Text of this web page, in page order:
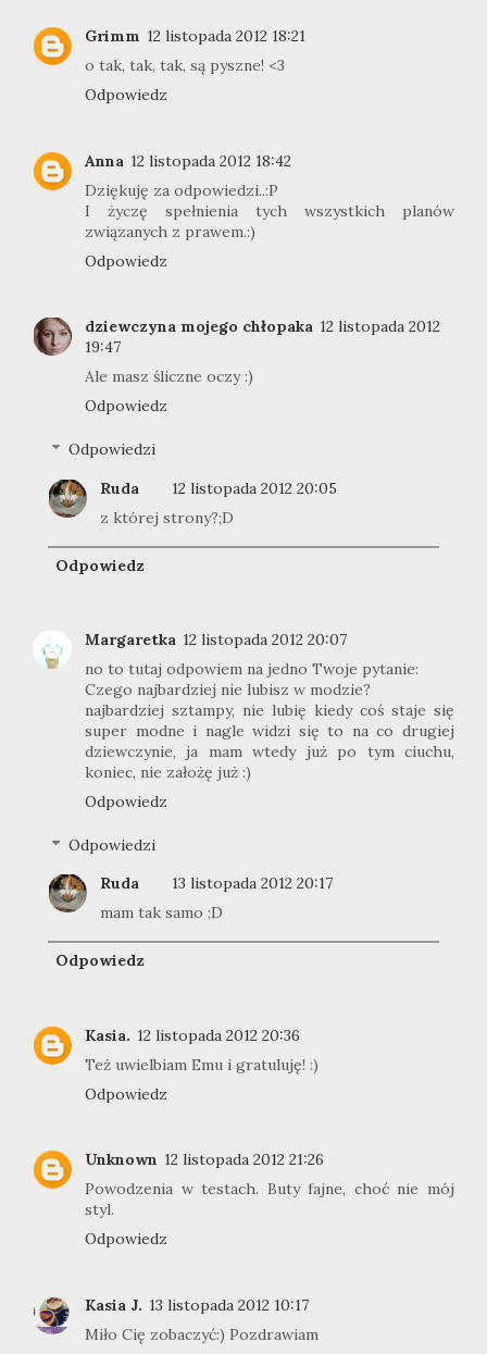
Grimm 12 listopada 2012 18:21
o tak, tak, tak, są pyszne! <3
Odpowiedz
Anna 12 listopada 2012 18:42
Dziękuję za odpowiedzi..:P
I życzę spełnienia tych wszystkich planów
związanych z prawem.:)
Odpowiedz
dziewczyna mojego chłopaka 12 listopada 2012
19:47
Ale masz śliczne oczy :)
Odpowiedz
Odpowiedzi
Ruda
12 listopada 2012 20:05
z której strony?;D
Odpowiedz
Margaretka 12 listopada 2012 20:07
no to tutaj odpowiem na jedno Twoje pytanie:
Czego najbardziej nie lubisz w modzie?
najbardziej sztampy, nie lubię kiedy coś staje się
super modne i nagle widzi się to na co drugiej
dziewczynie, ja mam wtedy już po tym ciuchu,
koniec, nie założę już :)
Odpowiedz
Odpowiedzi
Ruda
13 listopada 2012 20:17
mam tak samo ;D
Odpowiedz
Kasia. 12 listopada 2012 20:36
Też uwielbiam Emu i gratuluję! :)
Odpowiedz
Unknown 12 listopada 2012 21:26
Powodzenia w testach. Buty fajne, choć nie mój
styl.
Odpowiedz
Kasia J. 13 listopada 2012 10:17
Miło Cię zobaczyć:) Pozdrawiam